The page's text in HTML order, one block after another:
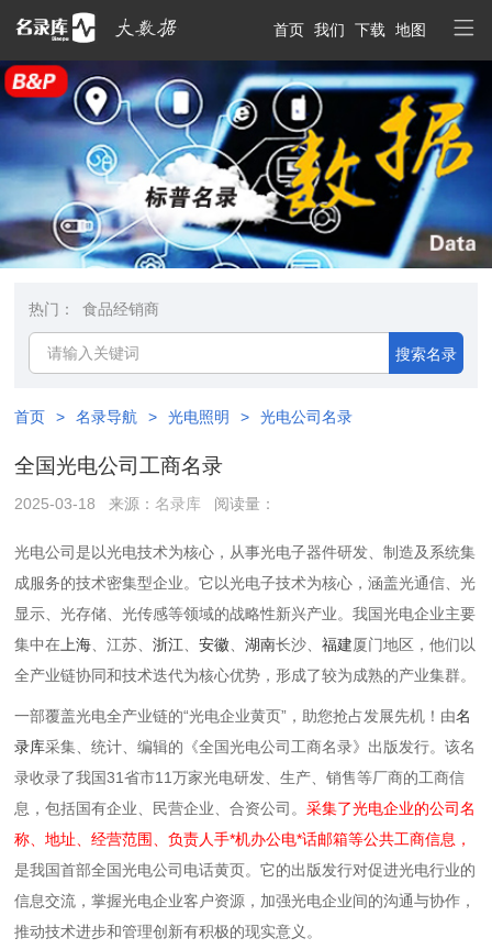
首页 我们 下载 地图
热门： 食品经销商
搜索名录
首页 > 名录导航 > 光电照明 > 光电公司名录
全国光电公司工商名录
2025-03-18 来源：名录库 阅读量：
光电公司是以光电技术为核心，从事光电子器件研发、制造及系统集
成服务的技术密集型企业‌。它以光电子技术为核心，涵盖光通信、光
显示、光存储、光传感等领域的战略性新兴产业。我国光电企业主要
集中在 上海 、江苏、浙江 、安徽 、湖南长沙、福建厦门地区，他们以
全产业链协同和技术迭代为核心优势，形成了较为成熟的产业集群。
一部覆盖光电全产业链的“光电企业黄页”，助您抢占发展先机！由名
录库采集、统计、编辑的《全国光电公司工商名录》出版发行。该名
录收录了我国31省市11万家光电研发、生产、销售等厂商的工商信
息，包括国有企业、民营企业、合资公司。采集了光电企业的公司名
称、地址、经营范围、负责人手*机办公电*话邮箱等公共工商信息，
是我国首部全国光电公司电话黄页。它的出版发行对促进光电行业的
信息交流，掌握光电企业客户资源，加强光电企业间的沟通与协作，
推动技术进步和管理创新有积极的现实意义。